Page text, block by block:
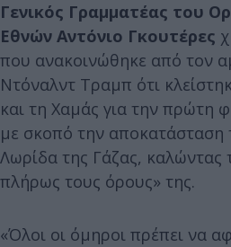
Γενικός Γραμματέας του
Εθνών Αντόνιο Γκουτέρες
που ανακοινώθηκε από τον
Ντόναλντ Τραμπ ότι
και τη Χαμάς για την πρώτη
με σκοπό την αποκατάσταση
Λωρίδα της Γάζας,
πλήρως τους όρους» της.
«Όλοι οι όμηροι πρέπει να